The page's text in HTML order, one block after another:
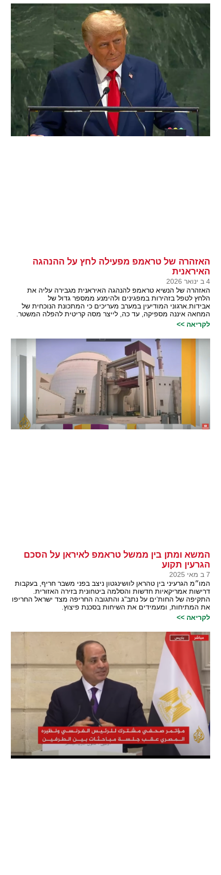
האזהרה של טראמפ מפעילה לחץ על ההנהגה
האיראנית
4 ב ינואר 2026
האזהרה של הנשיא טראמפ להנהגה האיראנית מגבירה עליה את
הלחץ לטפל בזהירות במפגינים ולהימנע ממספר גדול של
אבידות.ארגוני המודיעין במערב מעריכים כי המתכונת הנוכחית של
המחאה איננה מספיקה, עד כה, לייצר מסה קריטית להפלה המשטר.
לקריאה >>
המשא ומתן בין ממשל טראמפ לאיראן על הסכם
הגרעין תקוע
7 ב מאי 2025
המו״מ הגרעיני בין טהראן לוושינגטון ניצב בפני משבר חריף, בעקבות
דרישות אמריקאיות חדשות והסלמה ביטחונית בזירה האזורית.
התקיפה של החות’ים על נתב"ג והתגובה החריפה מצד ישראל החריפו
את המתיחות, ומעמידים את השיחות בסכנת פיצוץ.
לקריאה >>